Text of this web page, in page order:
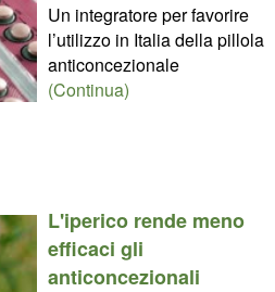
Un integratore per favorire
l’utilizzo in Italia della pillola
anticoncezionale
(Continua)
L'iperico rende meno
efficaci gli
anticoncezionali